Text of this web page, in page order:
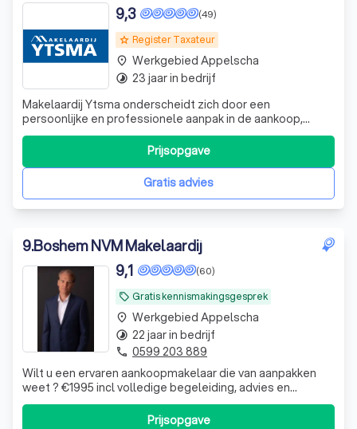
grade Register Taxateur
(49)
9,3
Makelaardij Ytsma onderscheidt zich door een
persoonlijke en professionele aanpak in de aankoop,
verkoop en taxatie van woningen. Wij zijn er trots op dat
we vraag en aanbod op een effectieve man
Gratis advies
Prijsopgave
place Werkgebied Appelscha
timelapse 23 jaar in bedrijf
9.Boshem NVM Makelaardij
local_offer Gratis kennismakingsgesprek
(60)
9,1
Wilt u een ervaren aankoopmakelaar die van aanpakken
weet ? €1995 incl volledige begeleiding, advies en
ondersteuning.
Prijsopgave
place Werkgebied Appelscha
timelapse 22 jaar in bedrijf
phone 0599 203 889